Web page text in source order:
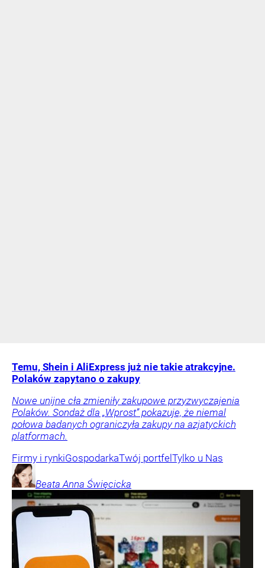
Temu, Shein i AliExpress już nie takie atrakcyjne.
Polaków zapytano o zakupy
Nowe unijne cła zmieniły zakupowe przyzwyczajenia
Polaków. Sondaż dla „Wprost” pokazuje, że niemal
połowa badanych ograniczyła zakupy na azjatyckich
platformach.
Firmy i rynkiGospodarkaTwój portfel Tylko u Nas
Beata Anna Święcicka